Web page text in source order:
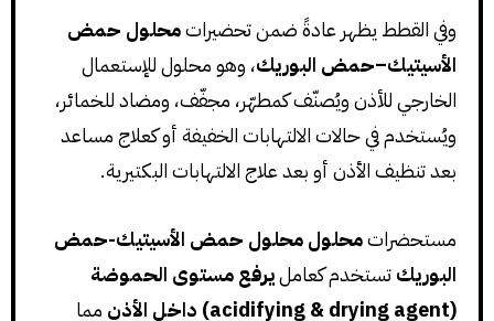
وفي القطط يظهر عادةً ضمن تحضيراتمحلول حمض
الأسيتيك–حمض البوريك، وهو محلول للإستعمال
الخارجي للأذن ويُصنّف كمطهّر، مجفّف، ومضاد للخمائر،
ويُستخدم في حالات الالتهابات الخفيفة أو كعلاج مساعد
بعد تنظيف الأذن أو بعد علاج الالتهابات البكتيرية.
مستحضراتمحلول محلول حمض الأسيتيك-حمض
البوريكتستخدم كعامليرفع مستوى الحموضة
(acidifying & drying agent) داخل الأذن
مما